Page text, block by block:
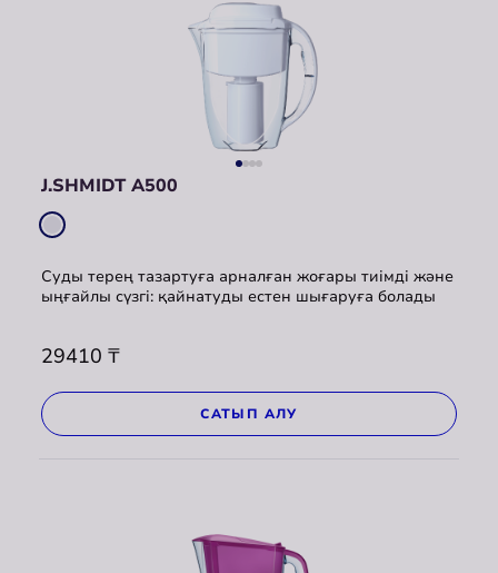
J.SHMIDT A500
Суды терең тазартуға арналған жоғары тиімді және
ыңғайлы сүзгі: қайнатуды естен шығаруға болады
29410 ₸
САТЫП АЛУ